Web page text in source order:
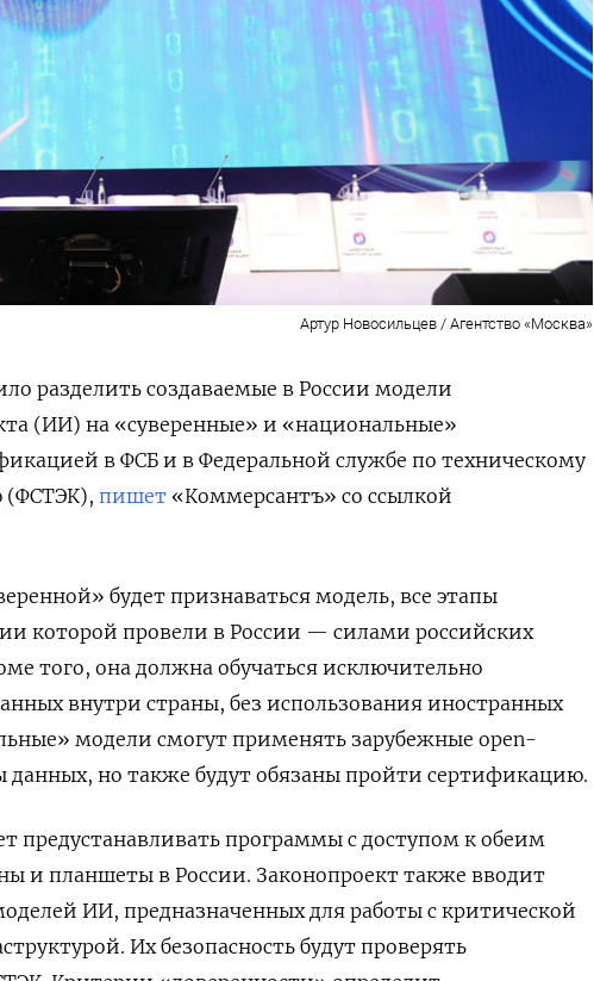
Артур Новосильцев / Агентство «Москва»
разделить создаваемые в России модели
(ИИ) на «суверенные» и «национальные»
в ФСБ и в Федеральной службе по техническому
(ФСТЭК), пишет «Коммерсантъ» со ссылкой
будет признаваться модель, все этапы
которой провели в России — силами российских
того, она должна обучаться исключительно
внутри страны, без использования иностранных
модели смогут применять зарубежные open-
данных, но также будут обязаны пройти сертификацию.
предустанавливать программы с доступом к обеим
и планшеты в России. Законопроект также вводит
ИИ, предназначенных для работы с критической
Их безопасность будут проверять